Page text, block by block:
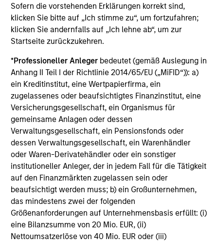
Sofern die vorstehenden Erklärungen korrekt sind,
klicken Sie bitte auf „Ich stimme zu“, um fortzufahren;
klicken Sie andernfalls auf „Ich lehne ab“, um zur
Startseite zurückzukehren.
*Professioneller Anleger bedeutet (gemäß Auslegung in
Anhang II Teil I der Richtlinie 2014/65/EU („MiFID“)): a)
ein Kreditinstitut, eine Wertpapierfirma, ein
zugelassenes oder beaufsichtigtes Finanzinstitut, eine
Versicherungsgesellschaft, ein Organismus für
gemeinsame Anlagen oder dessen
Verwaltungsgesellschaft, ein Pensionsfonds oder
dessen Verwaltungsgesellschaft, ein Warenhändler
oder Waren-Derivatehändler oder ein sonstiger
institutioneller Anleger, der in jedem Fall für die Tätigkeit
auf den Finanzmärkten zugelassen sein oder
beaufsichtigt werden muss; b) ein Großunternehmen,
das mindestens zwei der folgenden
Größenanforderungen auf Unternehmensbasis erfüllt: (i)
eine Bilanzsumme von 20 Mio. EUR, (ii)
Nettoumsatzerlöse von 40 Mio. EUR oder (iii)
Die Beurteilung von finanziell wesentlichen
ESG-Risiken und -Chancen ist ein wichtiger
Bestandteil unseres Anlageprozesses. Wir
verwenden unseren eigenen ESG-
Bewertungsrahmen, um relevante ESG-Faktoren
für unsere Investitionen zu beurteilen.